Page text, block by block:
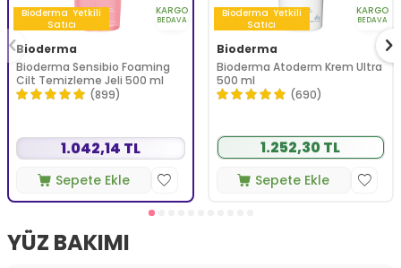
Bioderma Yetkili
Satıcı
KARGO
BEDAVA
Bioderma
Bioderma Sensibio Foaming
Cilt Temizleme Jeli 500 ml
(899)
1.042,14 TL
Sepete Ekle
Bioderma Yetkili
Satıcı
KARGO
BEDAVA
Bioderma
Bioderma Atoderm Krem Ultra
500 ml
(690)
1.252,30 TL
Sepete Ekle
YÜZ BAKIMI